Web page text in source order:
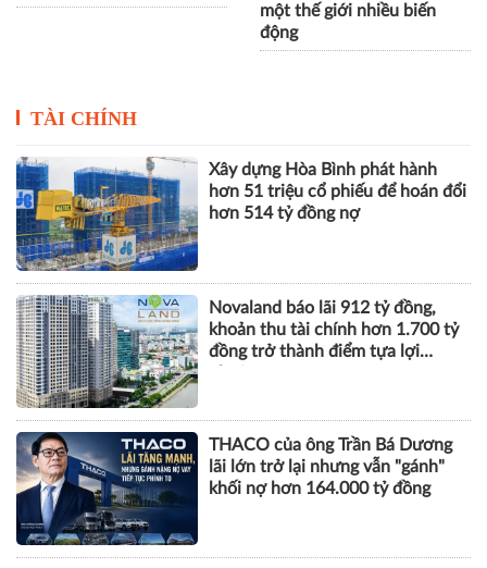
một thế giới nhiều biến
động
TÀI CHÍNH
Xây dựng Hòa Bình phát hành
hơn 51 triệu cổ phiếu để hoán đổi
hơn 514 tỷ đồng nợ
Novaland báo lãi 912 tỷ đồng,
khoản thu tài chính hơn 1.700 tỷ
đồng trở thành điểm tựa lợi
THACO của ông Trần Bá Dương
lãi lớn trở lại nhưng vẫn "gánh"
khối nợ hơn 164.000 tỷ đồng